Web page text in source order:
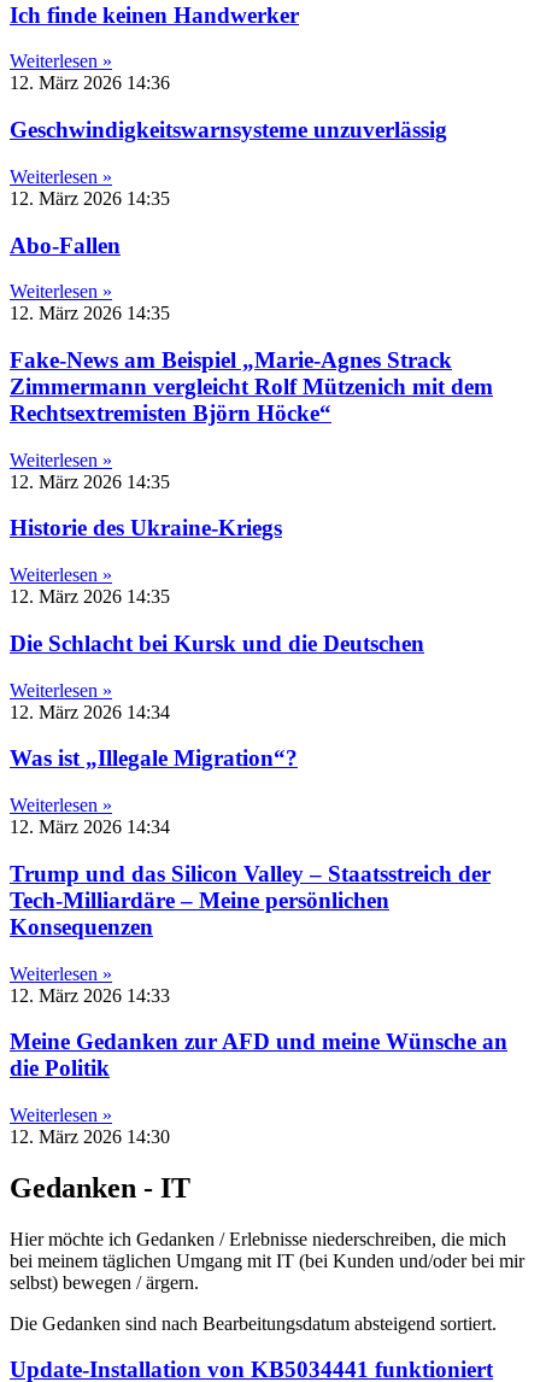
Ich finde keinen Handwerker
Weiterlesen »
12. März 2026 14:36
Geschwindigkeitswarnsysteme unzuverlässig
Weiterlesen »
12. März 2026 14:35
Abo-Fallen
Weiterlesen »
12. März 2026 14:35
Fake-News am Beispiel „Marie-Agnes Strack
Zimmermann vergleicht Rolf Mützenich mit dem
Rechtsextremisten Björn Höcke“
Weiterlesen »
12. März 2026 14:35
Historie des Ukraine-Kriegs
Weiterlesen »
12. März 2026 14:35
Die Schlacht bei Kursk und die Deutschen
Weiterlesen »
12. März 2026 14:34
Was ist „Illegale Migration“?
Weiterlesen »
12. März 2026 14:34
Trump und das Silicon Valley – Staatsstreich der
Tech-Milliardäre – Meine persönlichen
Konsequenzen
Weiterlesen »
12. März 2026 14:33
Meine Gedanken zur AFD und meine Wünsche an
die Politik
Weiterlesen »
12. März 2026 14:30
Gedanken - IT
Hier möchte ich Gedanken / Erlebnisse niederschreiben, die mich
bei meinem täglichen Umgang mit IT (bei Kunden und/oder bei mir
selbst) bewegen / ärgern.
Die Gedanken sind nach Bearbeitungsdatum absteigend sortiert.
Update-Installation von KB5034441 funktioniert